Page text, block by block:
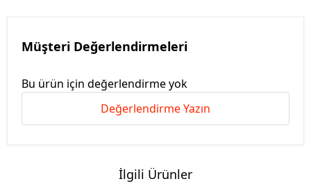
Müşteri Değerlendirmeleri
Bu ürün için değerlendirme yok
Değerlendirme Yazın
İlgili Ürünler